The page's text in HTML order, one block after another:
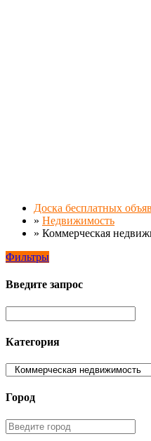
Доска бесплатных
» Недвижимость
» Коммерческая
Фильтры
Введите запрос
Категория
Город